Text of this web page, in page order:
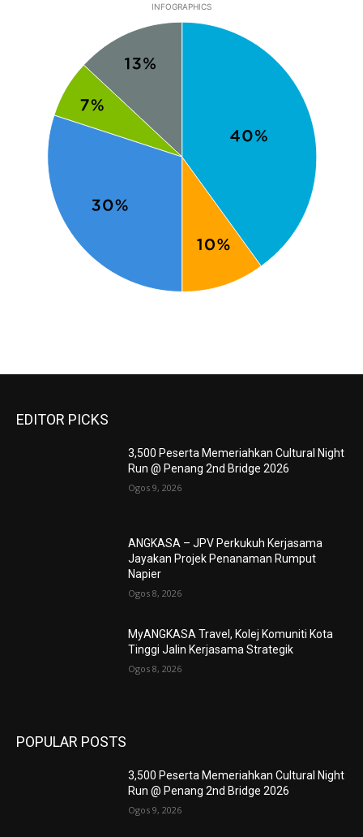
INFOGRAPHICS
EDITOR PICKS
3,500 Peserta Memeriahkan Cultural Night
Run @ Penang 2nd Bridge 2026
Ogos 9, 2026
ANGKASA – JPV Perkukuh Kerjasama
Jayakan Projek Penanaman Rumput
Napier
Ogos 8, 2026
MyANGKASA Travel, Kolej Komuniti Kota
Tinggi Jalin Kerjasama Strategik
Ogos 8, 2026
POPULAR POSTS
3,500 Peserta Memeriahkan Cultural Night
Run @ Penang 2nd Bridge 2026
Ogos 9, 2026